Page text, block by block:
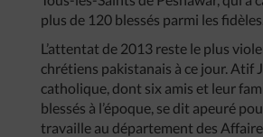
plus de 120 blessés parmi les fidèles.
L’attentat de 2013 reste le plus
chrétiens pakistanais à ce jour. Atif
catholique, dont six amis et leur
blessés à l’époque, se dit apeuré
travaille au département des